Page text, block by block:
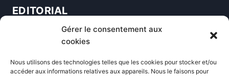
Gérer le consentement aux
cookies
Nous utilisons des technologies telles que les cookies pour stocker et/ou
accéder aux informations relatives aux appareils. Nous le faisons pour
EDITORIAL
Formations